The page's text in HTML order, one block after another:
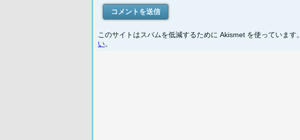
このサイトはスパムを低減するために Akismet を使っています。
い。